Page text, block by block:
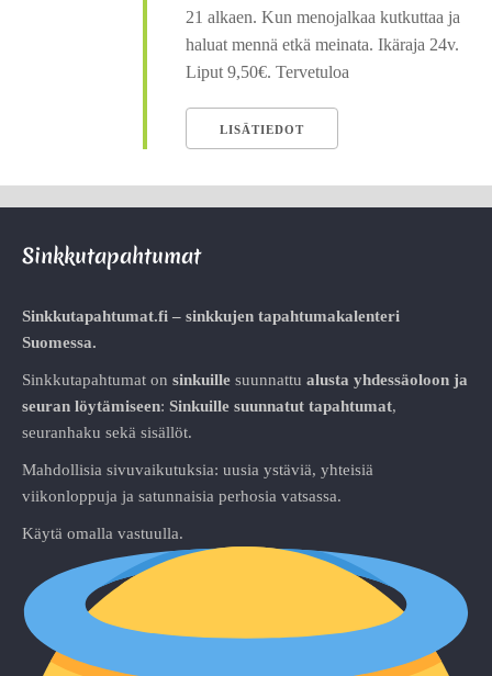
21 alkaen. Kun menojalkaa kutkuttaa ja
haluat mennä etkä meinata. Ikäraja 24v.
Liput 9,50€. Tervetuloa
LISÄTIEDOT
Sinkkutapahtumat
Sinkkutapahtumat.fi – sinkkujen tapahtumakalenteri
Suomessa.
Sinkkutapahtumat on sinkuille suunnattu alusta yhdessäoloon ja
seuran löytämiseen: Sinkuille suunnatut tapahtumat,
seuranhaku sekä sisällöt.
Mahdollisia sivuvaikutuksia: uusia ystäviä, yhteisiä
viikonloppuja ja satunnaisia perhosia vatsassa.
Käytä omalla vastuulla.